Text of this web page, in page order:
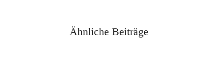
Ähnliche Beiträge